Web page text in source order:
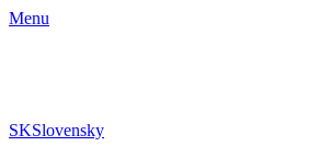
Menu
SKSlovensky